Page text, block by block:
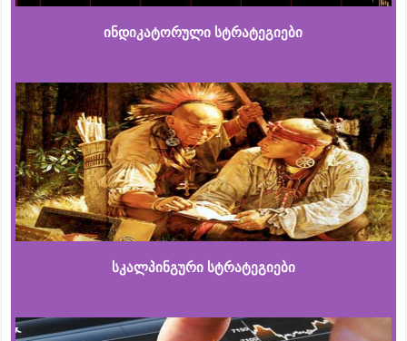
ინდიკატორული სტრატეგიები
სკალპინგური სტრატეგიები